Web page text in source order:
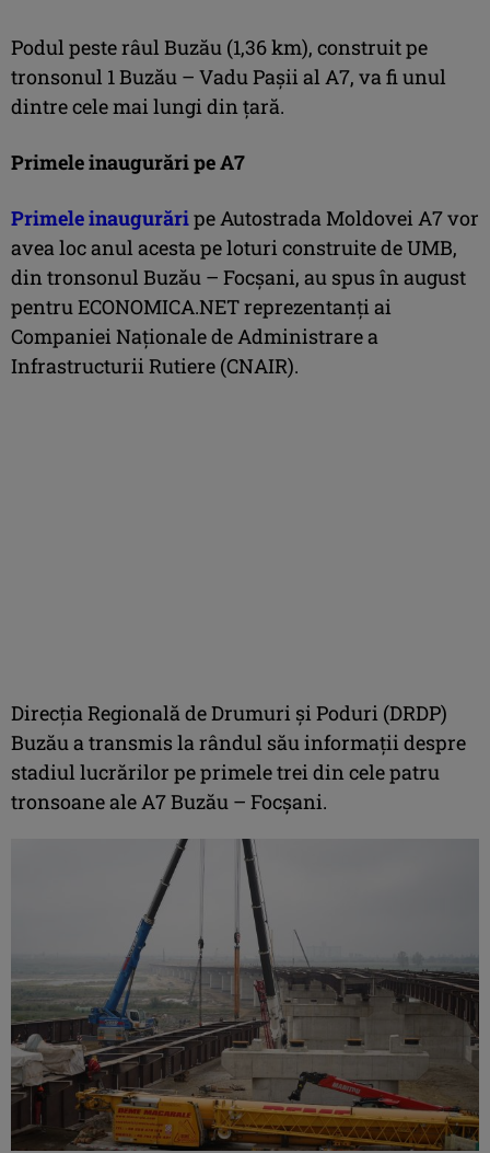
Podul peste râul Buzău (1,36 km), construit pe
tronsonul 1 Buzău – Vadu Pașii al A7, va fi unul
dintre cele mai lungi din țară.
Primele inaugurări pe A7
Primele inaugurăripe Autostrada Moldovei A7 vor
avea loc anul acesta pe loturi construite de UMB,
din tronsonul Buzău – Focșani, au spus în august
pentru ECONOMICA.NET reprezentanți ai
Companiei Naționale de Administrare a
Infrastructurii Rutiere (CNAIR).
Direcția Regională de Drumuri și Poduri (DRDP)
Buzău a transmis la rândul său informații despre
stadiul lucrărilor pe primele trei din cele patru
tronsoane ale A7 Buzău – Focșani.